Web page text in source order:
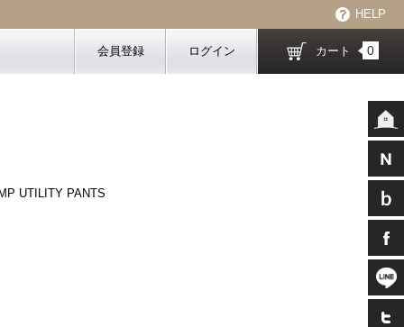
HELP
会員登録 ログイン カート 0
UTILITY PANTS